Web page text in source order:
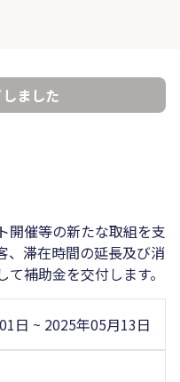
ました
開催等の新たな取組を支
、滞在時間の延長及び消
補助金を交付します。
日 ~ 2025年05月13日